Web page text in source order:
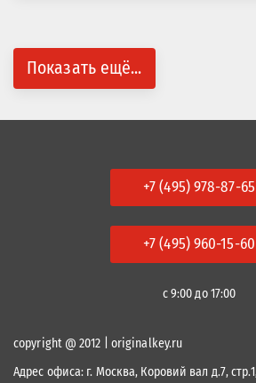
Показать ещё...
+7 (495) 978-87-65
+7 (495) 960-15-60
с 9:00 до 17:00
copyright @ 2012 | originalkey.ru
Адрес офиса: г. Москва, Коровий вал д.7,